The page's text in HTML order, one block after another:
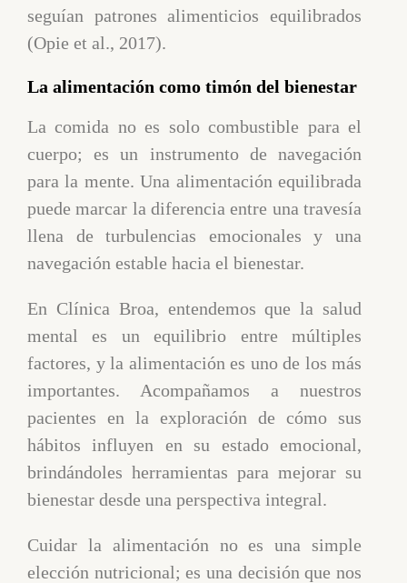
seguían patrones alimenticios equilibrados
(Opie et al., 2017).
La alimentación como timón del bienestar
La comida no es solo combustible para el
cuerpo; es un instrumento de navegación
para la mente. Una alimentación equilibrada
puede marcar la diferencia entre una travesía
llena de turbulencias emocionales y una
navegación estable hacia el bienestar.
En Clínica Broa, entendemos que la salud
mental es un equilibrio entre múltiples
factores, y la alimentación es uno de los más
importantes. Acompañamos a nuestros
pacientes en la exploración de cómo sus
hábitos influyen en su estado emocional,
brindándoles herramientas para mejorar su
bienestar desde una perspectiva integral.
Cuidar la alimentación no es una simple
elección nutricional; es una decisión que nos